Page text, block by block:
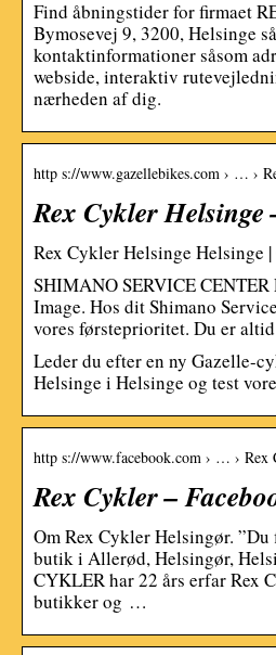
Find åbningstider for firmaet
Bymosevej 9, 3200, Helsinge
kontaktinformationer såsom
webside, interaktiv
nærheden af dig.
http s://www.gazellebikes.com › … ›
Rex Cykler Helsinge
Rex Cykler Helsinge Helsinge
SHIMANO SERVICE
Image. Hos dit Shimano
vores førsteprioritet. Du er
Leder du efter en ny Gazelle-
Helsinge i Helsinge og test
http s://www.facebook.com › … › Rex
Rex Cykler –
Om Rex Cykler Helsingør.
butik i Allerød, Helsingør,
CYKLER har 22 års erfar Rex
butikker og …